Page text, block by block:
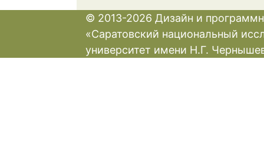
© 2013-2026 Дизайн и
«Саратовский национальный
университет имени Н.Г.